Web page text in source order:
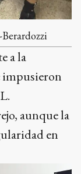
a la
impusieron
aunque la
en